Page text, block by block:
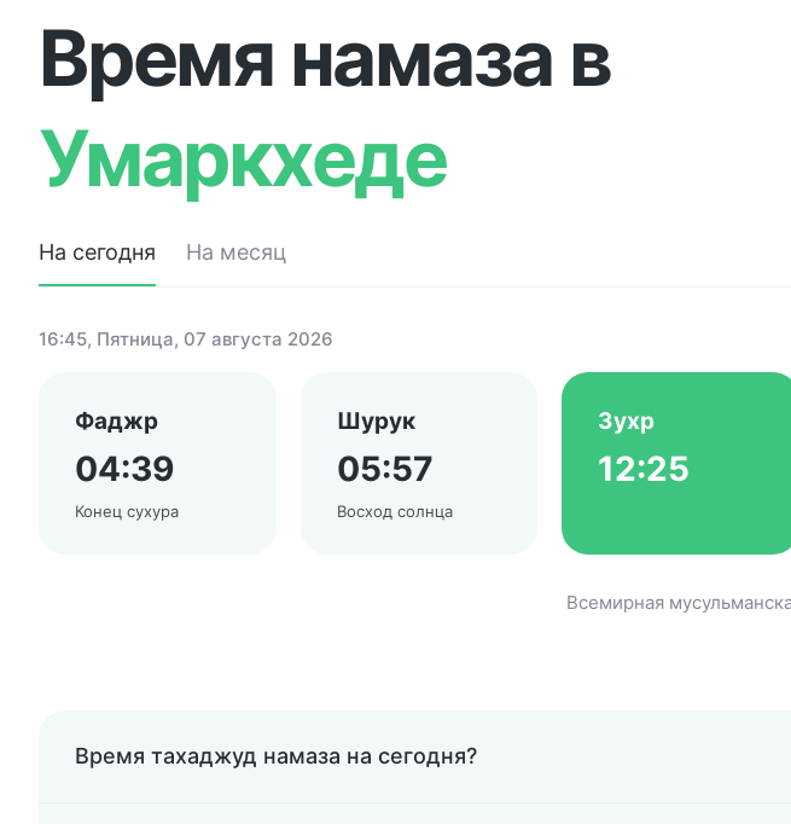
Время намаза в
Умаркхеде
На сегодня На месяц
16:45, Пятница, 07 августа 2026
Фаджр
04:39
Конец сухура
Шурук
05:57
Восход солнца
Зухр
12:25
Всемирная
Время тахаджуд намаза на сегодня?